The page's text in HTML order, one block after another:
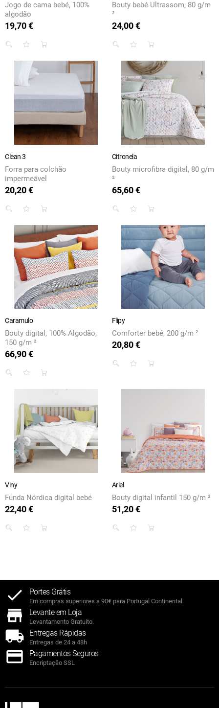
Jogo de cama bebé, 100%
algodão
Preço
19,70 €
Bouty bebé Ultrassom, 80 g/m
²
Preço
24,00 €
Clean 3
Forra para colchão
impermeável
Preço
20,20 €
Citronela
Bouty microfibra digital, 80 g/m
²
Preço
65,60 €
Caramulo
Bouty digital, 100% Algodão,
150 g/m ²
Preço
66,90 €
Flipy
Comforter bebé, 200 g/m ²
Preço
20,80 €
Viny
Funda Nórdica digital bebé
Preço
22,40 €
Ariel
Bouty digital infantil 150 g/m ²
Preço
51,20 €
Portes Grátis
Em compras superiores a 90€ para Portugal Continental
Levante em Loja
Levantamento Gratuito.
Entregas Rápidas
Entregas de 24 a 48h
Pagamentos Seguros
Encriptação SSL